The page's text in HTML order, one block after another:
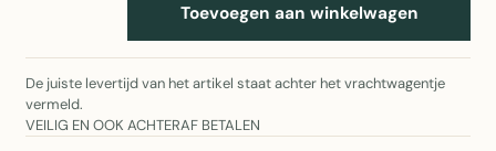
Toevoegen aan winkelwagen
De juiste levertijd van het artikel staat achter het vrachtwagentje
vermeld.
VEILIG EN OOK ACHTERAF BETALEN